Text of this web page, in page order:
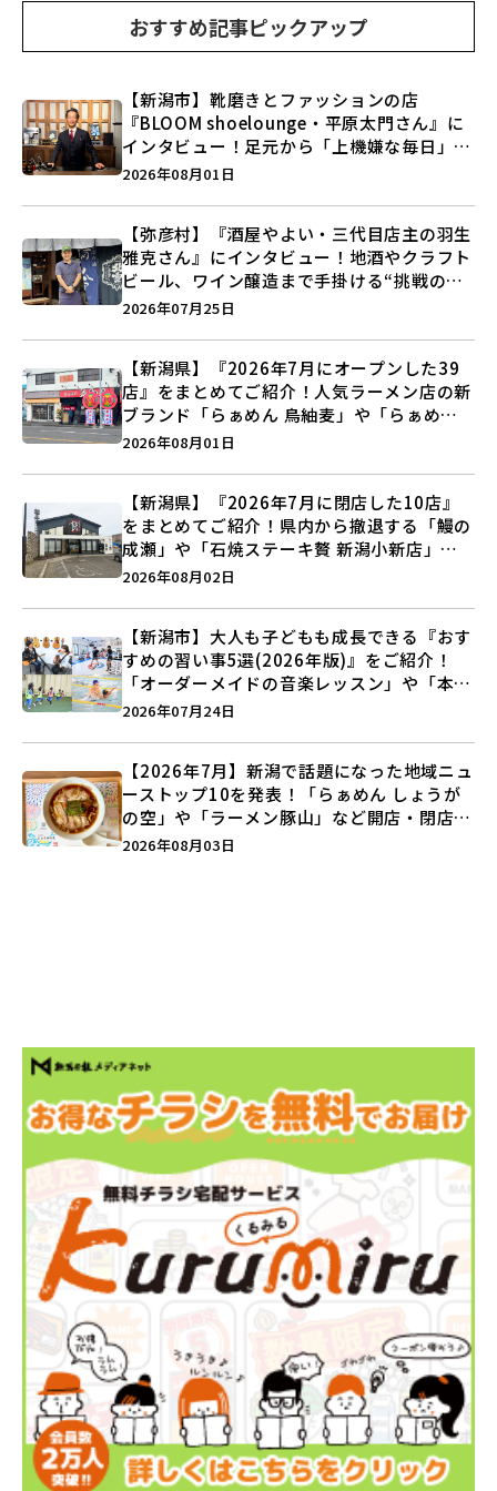
おすすめ記事ピックアップ
【新潟市】靴磨きとファッションの店
『BLOOM shoelounge・平原太門さん』に
インタビュー！足元から「上機嫌な毎日」を
つくる装いの提案とは？
2026年08月01日
【弥彦村】『酒屋やよい・三代目店主の羽生
雅克さん』にインタビュー！地酒やクラフト
ビール、ワイン醸造まで手掛ける“挑戦の歴
史”に迫る♪
2026年07月25日
【新潟県】『2026年7月にオープンした39
店』をまとめてご紹介！人気ラーメン店の新
ブランド「らぁめん 鳥紬麦」や「らぁめん
しょうがの空」など盛りだくさん♪
2026年08月01日
【新潟県】『2026年7月に閉店した10店』
をまとめてご紹介！県内から撤退する「鰻の
成瀬」や「石焼ステーキ贅 新潟小新店」が
営業に幕…。
2026年08月02日
【新潟市】大人も子どもも成長できる『おす
すめの習い事5選(2026年版)』をご紹介！
「オーダーメイドの音楽レッスン」や「本格
キックボクシング」で新しい自分を見つけよ
2026年07月24日
【2026年7月】新潟で話題になった地域ニュ
ーストップ10を発表！「らぁめん しょうが
の空」や「ラーメン豚山」など開店・閉店の
注目記事をランキングでご紹介♪
2026年08月03日